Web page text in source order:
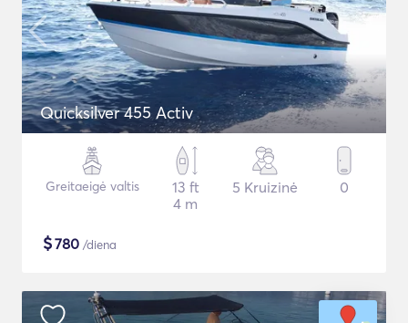
Quicksilver 455 Activ
Greitaeigė valtis
13 ft
4 m
5 Kruizinė 0
$780 /diena